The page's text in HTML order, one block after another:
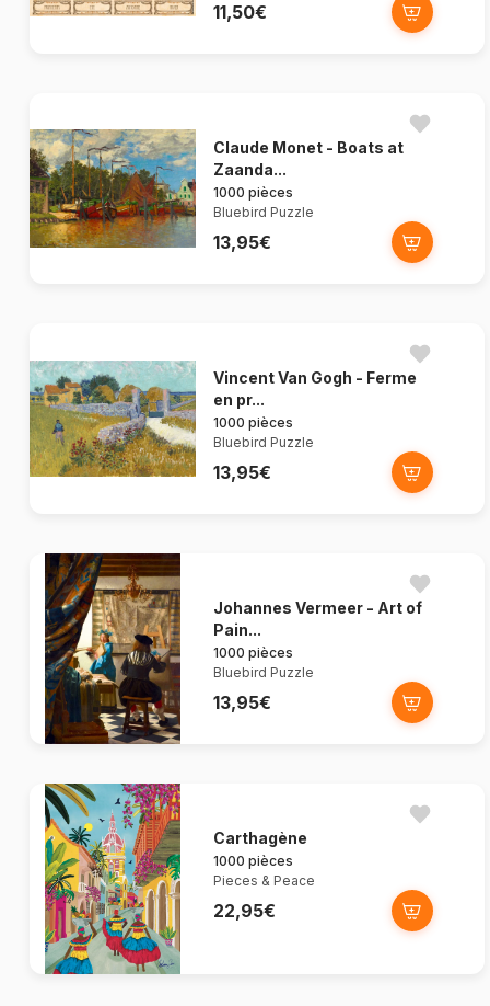
11,50€
Claude Monet - Boats at
Zaanda...
1000 pièces
Bluebird Puzzle
13,95€
Vincent Van Gogh - Ferme
en pr...
1000 pièces
Bluebird Puzzle
13,95€
Johannes Vermeer - Art of
Pain...
1000 pièces
Bluebird Puzzle
13,95€
Carthagène
1000 pièces
Pieces & Peace
22,95€